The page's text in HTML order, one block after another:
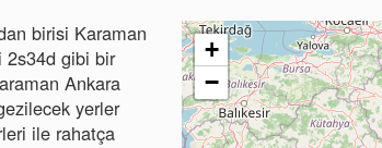
birisi Karaman
2s34d gibi bir
Ankara
yerler
ile rahatça
+
−